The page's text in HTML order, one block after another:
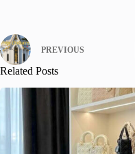
PREVIOUS
Related Posts